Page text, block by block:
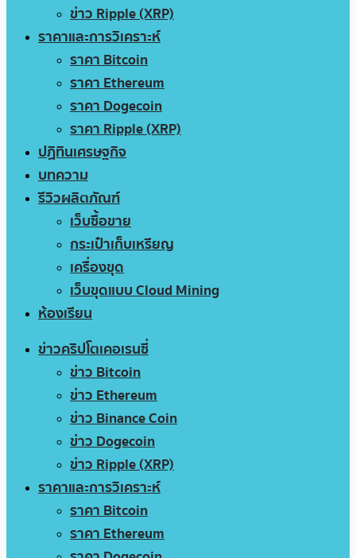
ข่าว Ripple (XRP)
ราคาและการวิเคราะห์
ราคา Bitcoin
ราคา Ethereum
ราคา Dogecoin
ราคา Ripple (XRP)
ปฏิทินเศรษฐกิจ
บทความ
รีวิวผลิตภัณฑ์
เว็บซื้อขาย
กระเป๋าเก็บเหรียญ
เครื่องขุด
เว็บขุดแบบ Cloud Mining
ห้องเรียน
ข่าวคริปโตเคอเรนซี่
ข่าว Bitcoin
ข่าว Ethereum
ข่าว Binance Coin
ข่าว Dogecoin
ข่าว Ripple (XRP)
ราคาและการวิเคราะห์
ราคา Bitcoin
ราคา Ethereum